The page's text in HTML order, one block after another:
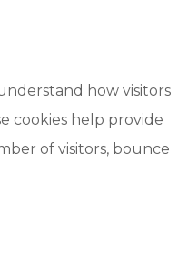
how visitors
cookies help provide
of visitors, bounce